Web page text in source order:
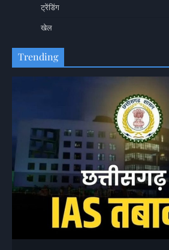
ट्रेंडिंग
खेल
Trending